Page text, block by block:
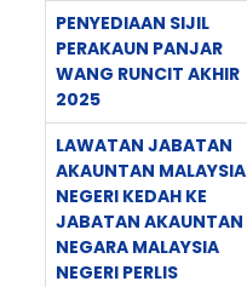
PENYEDIAAN SIJIL
PERAKAUN PANJAR
WANG RUNCIT AKHIR
2025
LAWATAN JABATAN
AKAUNTAN MALAYSIA
NEGERI KEDAH KE
JABATAN AKAUNTAN
NEGARA MALAYSIA
NEGERI PERLIS